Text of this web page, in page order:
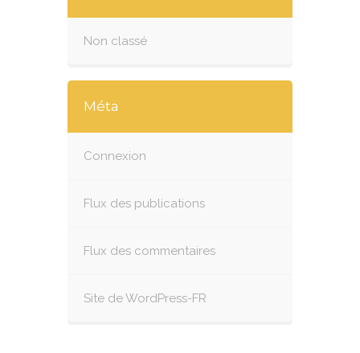
Non classé
Méta
Connexion
Flux des publications
Flux des commentaires
Site de WordPress-FR